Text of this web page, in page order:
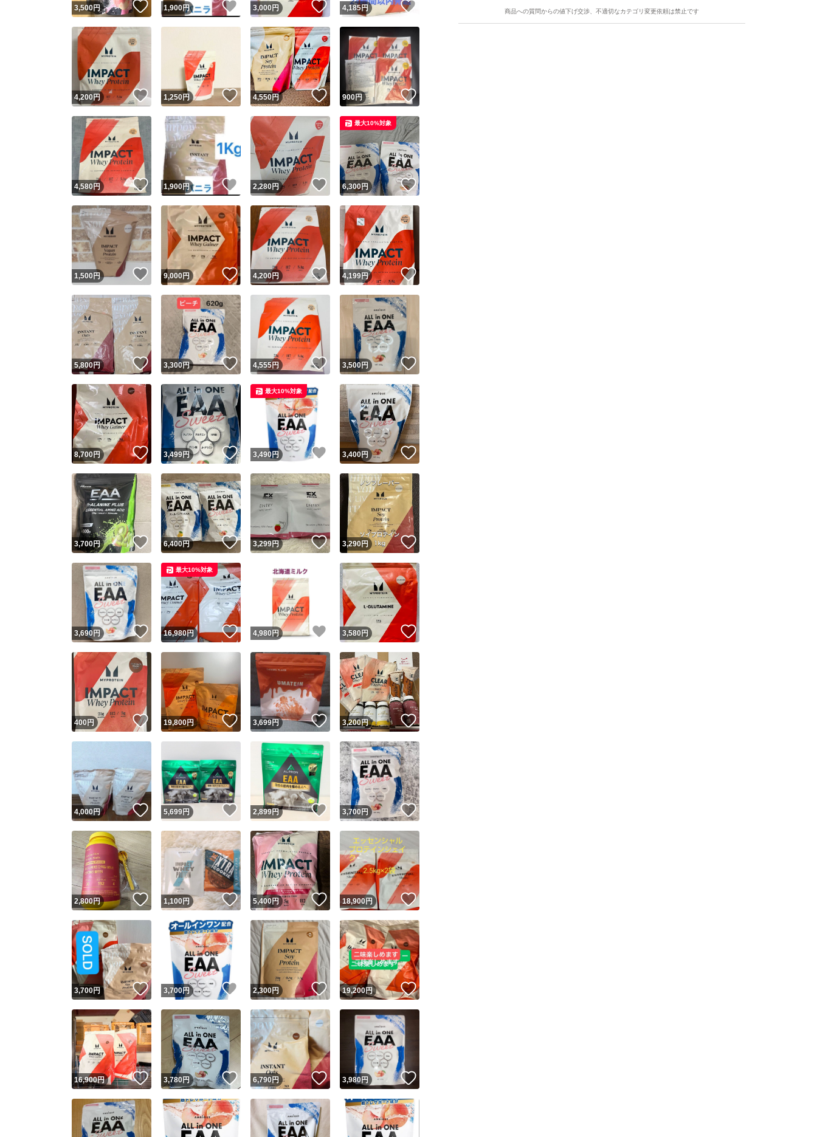
ユーザーの実績について
Yahoo!フリマが定めた一定の基準を満たしたユーザーにバッジを付与しています
安心取引出品者
安心取引出品者 Yahoo!フリマの基準をクリアした安心・安全なユーザーです
取引実績
取引実績◯+ このユーザーはYahoo!フリマの取引を完了させた実績があります
他フリマ実績◯+ このユーザーは他フリマサービスでの取引実績があります
スピード&安心発送
※このバッジは実績に基づく表示であり、発送を保証しているものではありません
スピード＆安心発送
このユーザーは高頻度で24時間以内＆設定した発送日数内に発送してい
ます
スピード発送 このユーザーは高頻度で24時間以内に発送しています
このユーザーは設定した発送日数内に発送しています
商品への質問からの値下げ交渉、不適切なカテゴリ変更依頼は禁止です
この商品の情報をコピーします
商品画像の無断転載は禁止されています
コピーは
1商品につき1回です
出品ページへ
キャンセル
3,500円 いいね！
1,900円 いいね！
3,000円 いいね！
4,185円
4,200円 いいね！
1,250円 いいね！
4,550円 いいね！
900円 いいね！
4,580円 いいね！
1,900円 いいね！
2,280円 いいね！
6,300円 いいね！
最大10%対象
1,500円 いいね！
9,000円 いいね！
4,200円 いいね！
4,199円 いいね！
5,800円 いいね！
3,300円 いいね！
4,555円 いいね！
3,500円
8,700円 いいね！
3,499円 いいね！
3,490円 いいね！
最大10%対象
3,400円 いいね！
3,700円 いいね！
6,400円 いいね！
3,299円 いいね！
3,290円 いいね！
3,690円 いいね！
16,980円 いいね！
最大10%対象
4,980円 いいね！
3,580円 いいね！
400円 いいね！
19,800円 いいね！
3,699円 いいね！
3,200円 いいね！
4,000円 いいね！
5,699円 いいね！
2,899円 いいね！
3,700円 いいね！
2,800円 いいね！
1,100円 いいね！
5,400円 いいね！
18,900円 いいね！
3,700円 いいね！
3,700円 いいね！
2,300円 いいね！
19,200円 いいね！
16,900円 いいね！
3,780円 いいね！
6,790円 いいね！
3,980円